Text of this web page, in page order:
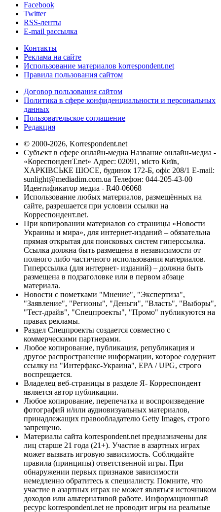
Facebook
Twitter
RSS-ленты
E-mail рассылка
Контакты
Реклама на сайте
Использование материалов korrespondent.net
Правила пользования сайтом
Договор пользования сайтом
Политика в сфере конфиденциальности и персональных
данных
Пользовательское соглашение
Редакция
© 2000-2026, Korrespondent.net
Субъект в сфере онлайн-медиа Название онлайн-медиа -
«КореспонденТ.net» Адрес: 02091, місто Київ,
ХАРКІВСЬКЕ ШОСЕ, будинок 172-Б, офіс 208/1 E-mail:
sunlight@mediadim.com.ua Телефон: 044-205-43-00
Идентификатор медиа - R40-06068
Использование любых материалов, размещённых на
сайте, разрешается при условии ссылки на
Корреспондент.net.
При копировании материалов со страницы «Новости
Украины и мира», для интернет-изданий – обязательна
прямая открытая для поисковых систем гиперссылка.
Ссылка должна быть размещена в независимости от
полного либо частичного использования материалов.
Гиперссылка (для интернет- изданий) – должна быть
размещена в подзаголовке или в первом абзаце
материала.
Новости с пометками "Мнение", "Экспертиза",
"Заявление", "Регионы", "Деньги", "Власть", "Выборы",
"Тест-драйв", "Спецпроекты", "Промо" публикуются на
правах рекламы.
Раздел Спецпроекты создается совместно с
коммерческими партнерами.
Любое копирование, публикация, републикация и
другое распространение информации, которое содержит
ссылку на "Интерфакс-Украина", EPA / UPG, строго
воспрещается.
Владелец веб-страницы в разделе Я- Корреспондент
является автор публикации.
Любое копирование, перепечатка и воспроизведение
фотографий и/или аудиовизуальных материалов,
принадлежащих правообладателю Getty Images, строго
запрещено.
Материалы сайта korrespondent.net предназначены для
лиц старше 21 года (21+). Участие в азартных играх
может вызвать игровую зависимость. Соблюдайте
правила (принципы) ответственной игры. При
обнаружении первых признаков зависимости
немедленно обратитесь к специалисту. Помните, что
участие в азартных играх не может являться источником
доходов или альтернативой работе. Информационный
ресурс korrespondent.net не проводит игры на реальные